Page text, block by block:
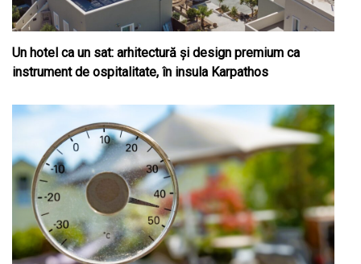
Un hotel ca un sat: arhitectură și design premium ca
instrument de ospitalitate, în insula Karpathos